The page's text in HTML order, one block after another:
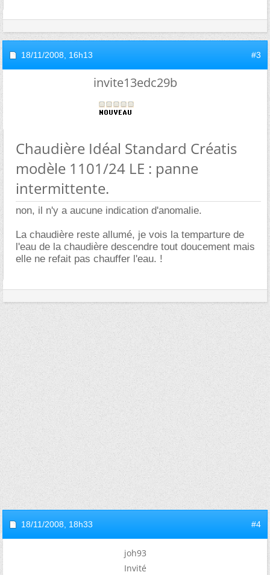
18/11/2008, 16h13 #3
invite13edc29b
Chaudière Idéal Standard Créatis
modèle 1101/24 LE : panne
intermittente.
non, il n'y a aucune indication d'anomalie.
La chaudière reste allumé, je vois la temparture de
l'eau de la chaudière descendre tout doucement mais
elle ne refait pas chauffer l'eau. !
18/11/2008, 18h33 #4
joh93
Invité